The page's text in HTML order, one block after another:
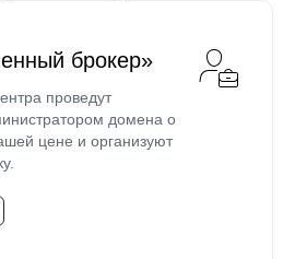
брокер»
проведут
домена о
цене и организуют